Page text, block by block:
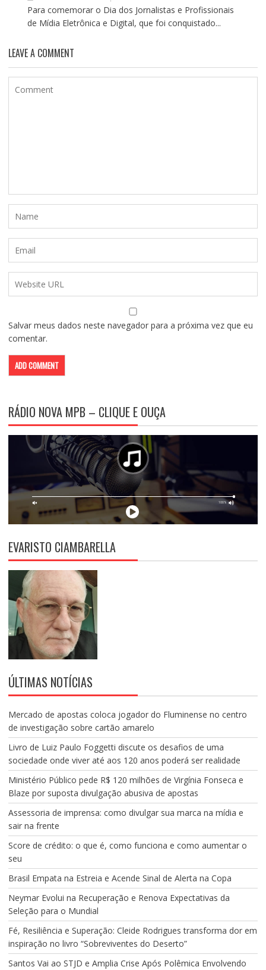
Para comemorar o Dia dos Jornalistas e Profissionais
de Mídia Eletrônica e Digital, que foi conquistado...
LEAVE A COMMENT
Salvar meus dados neste navegador para a próxima vez que eu
comentar.
RÁDIO NOVA MPB – CLIQUE E OUÇA
EVARISTO CIAMBARELLA
ÚLTIMAS NOTÍCIAS
Mercado de apostas coloca jogador do Fluminense no centro
de investigação sobre cartão amarelo
Livro de Luiz Paulo Foggetti discute os desafios de uma
sociedade onde viver até aos 120 anos poderá ser realidade
Ministério Público pede R$ 120 milhões de Virgínia Fonseca e
Blaze por suposta divulgação abusiva de apostas
Assessoria de imprensa: como divulgar sua marca na mídia e
sair na frente
Score de crédito: o que é, como funciona e como aumentar o
seu
Brasil Empata na Estreia e Acende Sinal de Alerta na Copa
Neymar Evolui na Recuperação e Renova Expectativas da
Seleção para o Mundial
Fé, Resiliência e Superação: Cleide Rodrigues transforma dor em
inspiração no livro “Sobreviventes do Deserto”
Santos Vai ao STJD e Amplia Crise Após Polêmica Envolvendo